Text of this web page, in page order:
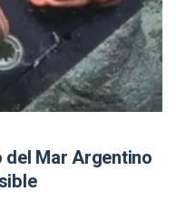
Mar Argentino